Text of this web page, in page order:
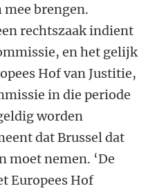
brengen.
rechtszaak indient
en het gelijk
Hof van Justitie,
in die periode
worden
dat Brussel dat
moet nemen. ‘De
Europees Hof